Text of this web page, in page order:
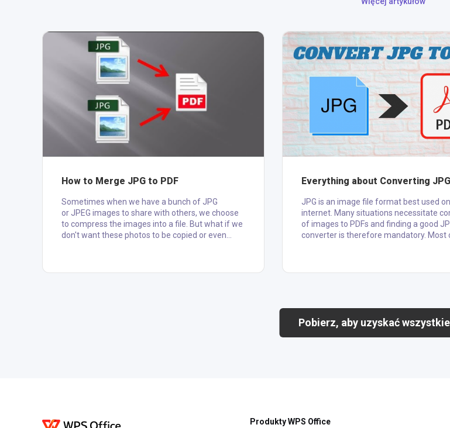
How to Merge JPG to PDF
Sometimes when we have a bunch of JPG
or JPEG images to share with others, we choose
to compress the images into a file. But what if we
don't want these photos to be copied or even
Everything about Converting
JPG is an image file format best used
internet. Many situations necessitate
of images to PDFs and finding a good
converter is therefore mandatory. Most
Pobierz, aby uzyskać
Produkty WPS Office